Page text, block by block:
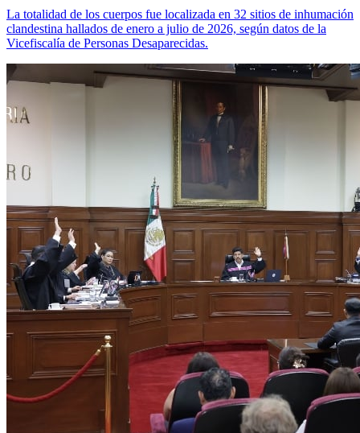
La totalidad de los cuerpos fue localizada en 32 sitios de inhumación
clandestina hallados de enero a julio de 2026, según datos de la
Vicefiscalía de Personas Desaparecidas.